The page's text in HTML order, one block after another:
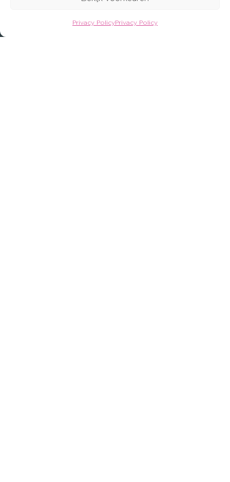
Privacy PolicyPrivacy Policy